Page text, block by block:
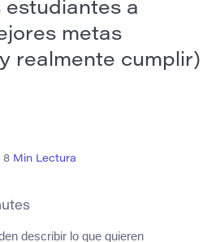
estudiantes a
metas
realmente cumplir)
8 Min Lectura
describir lo que quieren